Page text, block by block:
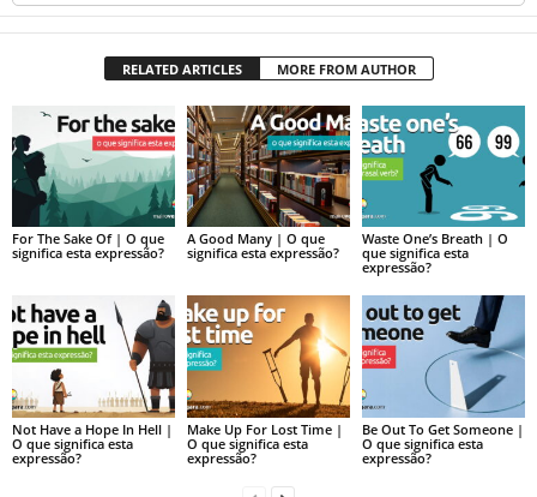
RELATED ARTICLES MORE FROM AUTHOR
For The Sake Of | O que
significa esta expressão?
A Good Many | O que
significa esta expressão?
Waste One’s Breath | O
que significa esta
expressão?
Not Have a Hope In Hell |
O que significa esta
expressão?
Make Up For Lost Time |
O que significa esta
expressão?
Be Out To Get Someone |
O que significa esta
expressão?